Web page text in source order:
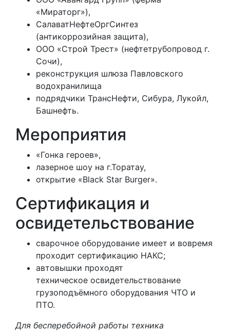
«Мираторг»),
СалаватНефтеОргСинтез
(антикоррозийная защита),
ООО «Строй Трест» (нефтетрубопровод г.
Сочи),
реконструкция шлюза Павловского
водохранилища
подрядчики ТрансНефти, Сибура, Лукойл,
Башнефть.
Мероприятия
«Гонка героев»,
лазерное шоу на г.Торатау,
открытие «Black Star Burger».
Сертификация и
освидетельствование
сварочное оборудование имеет и вовремя
проходит сертификацию НАКС;
автовышки проходят
техническое освидетельствование
грузоподъёмного оборудования ЧТО и
ПТО.
Для бесперебойной работы техника